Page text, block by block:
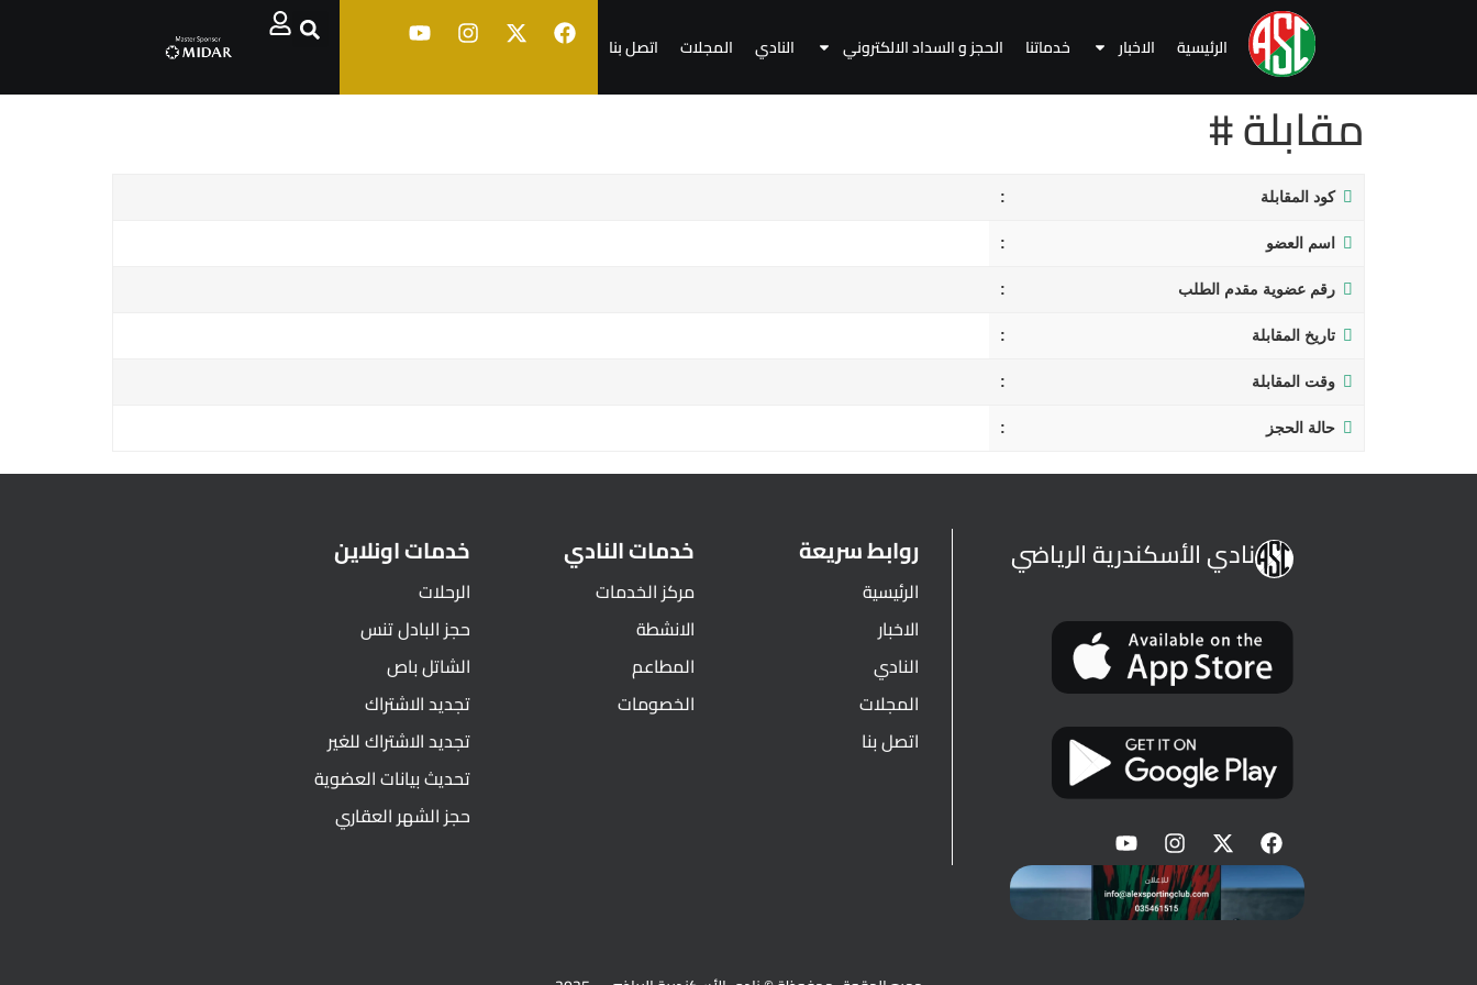
الرئيسية الاخبار خدماتنا الحجز و السداد الالكتروني النادي المجلات اتصل بنا
مقابلة #
كود المقابلة
اسم العضو
رقم عضوية مقدم الطلب
تاريخ المقابلة
وقت المقابلة
حالة الحجز
نادي الأسكندرية الرياضي روابط سريعة
الرئيسية
الاخبار
النادي
المجلات
اتصل بنا
خدمات النادي
مركز الخدمات
الانشطة
المطاعم
الخصومات
خدمات اونلاين
الرحلات
حجز البادل تنس
الشاتل باص
تجديد الاشتراك
تجديد الاشتراك للغير
تحديث بيانات العضوية
حجز الشهر العقاري